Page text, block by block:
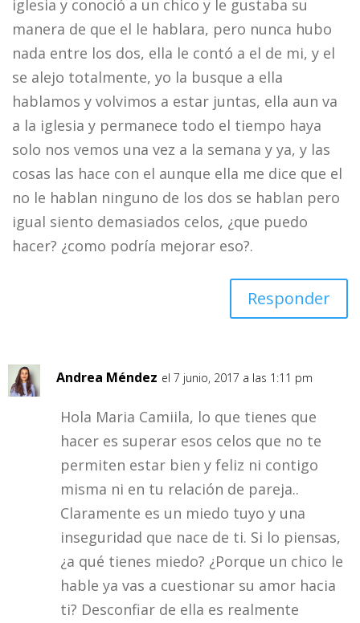
iglesia y conoció a un chico y le gustaba su
manera de que el le hablara, pero nunca hubo
nada entre los dos, ella le contó a el de mi, y el
se alejo totalmente, yo la busque a ella
hablamos y volvimos a estar juntas, ella aun va
a la iglesia y permanece todo el tiempo haya
solo nos vemos una vez a la semana y ya, y las
cosas las hace con el aunque ella me dice que el
no le hablan ninguno de los dos se hablan pero
igual siento demasiados celos, ¿que puedo
hacer? ¿como podría mejorar eso?.
Responder
Andrea Méndez el 7 junio, 2017 a las 1:11 pm
Hola Maria Camiila, lo que tienes que
hacer es superar esos celos que no te
permiten estar bien y feliz ni contigo
misma ni en tu relación de pareja..
Claramente es un miedo tuyo y una
inseguridad que nace de ti. Si lo piensas,
¿a qué tienes miedo? ¿Porque un chico le
hable ya vas a cuestionar su amor hacia
ti? Desconfiar de ella es realmente